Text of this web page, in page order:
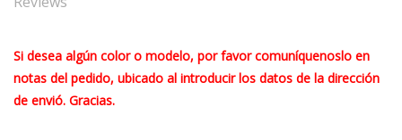
Si desea algún color o modelo, por favor comuníquenoslo en
notas del pedido, ubicado al introducir los datos de la dirección
de envió. Gracias.